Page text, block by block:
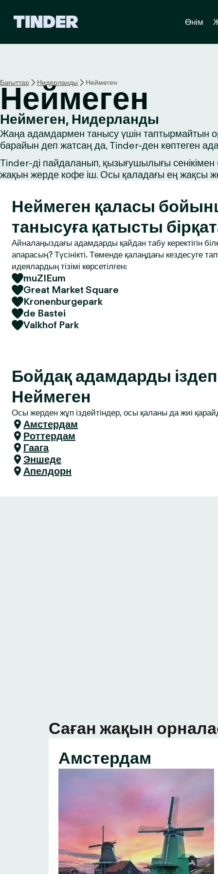
H
o
m
e
Өнім
Бағыттар Нидерланды Неймеген
Неймеген
Неймеген, Нидерланды
Жаңа адамдармен танысу үшін таптырмайтын
барайын деп жатсаң да, Tinder-ден көптеген
Tinder-ді пайдаланып, қызығушылығы сенікімен
жақын жерде кофе іш. Осы қаладағы ең жақсы
Неймеген қаласы
танысуға қатысты
Айналаңыздағы адамдарды қайдан табу керектігін
апарасың? Түсінікті. Төменде қалаңдағы кездесуге
идеялардың тізімі көрсетілген:
muZIEum
Great Market Square
Kronenburgepark
de Bastei
Valkhof Park
Бойдақ адамдарды іздеп
Неймеген
Осы жерден жұп іздейтіндер, осы қаланы да жиі
Амстердам
Роттердам
Гаага
Эншеде
Апелдорн
Саған жақын
Амстердам